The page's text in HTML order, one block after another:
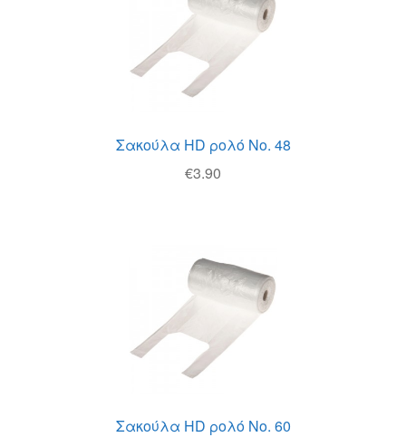
Σακούλα HD ρολό Νο. 48
€3.90
Σακούλα HD ρολό Νο. 60